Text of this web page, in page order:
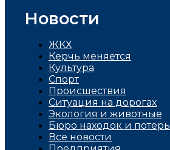
Новости
ЖКХ
Керчь меняется
Культура
Спорт
Проиcшествия
Ситуация на дорогах
Экология и животные
Бюро находок и потерь
Все новости